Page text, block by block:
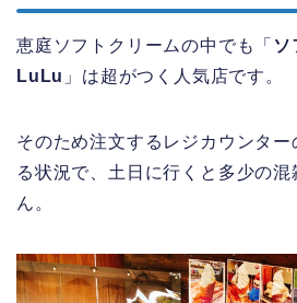
恵庭ソフトクリームの中でも「 ソ
LuLu 」は超がつく人気店です。
そのため注文するレジカウンタ
る状況で、土日に行くと多少の
ん。